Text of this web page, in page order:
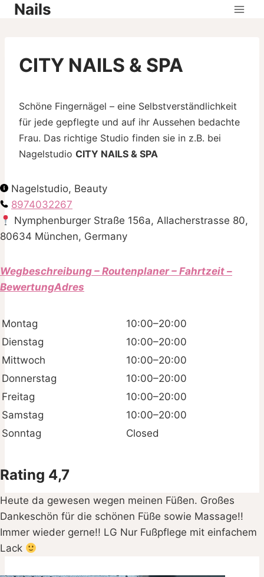
SkipNails
CITY NAILS & SPA
Schöne Fingernägel – eine Selbstverständlichkeit
für jede gepflegte und auf ihr Aussehen bedachte
Frau. Das richtige Studio finden sie in z.B. bei
Nagelstudio CITY NAILS & SPA
Nagelstudio, Beauty
8974032267
Nymphenburger Straße 156a, Allacherstrasse 80,
80634 München, Germany
Wegbeschreibung – Routenplaner – Fahrtzeit –
BewertungAdres
Montag
10:00–20:00
Dienstag
10:00–20:00
Mittwoch
10:00–20:00
Donnerstag
10:00–20:00
Freitag
10:00–20:00
Samstag
10:00–20:00
Sonntag
Closed
Rating 4,7
Heute da gewesen wegen meinen Füßen. Großes
Dankeschön für die schönen Füße sowie Massage!!
Immer wieder gerne!! LG Nur Fußpflege mit einfachem
Lack